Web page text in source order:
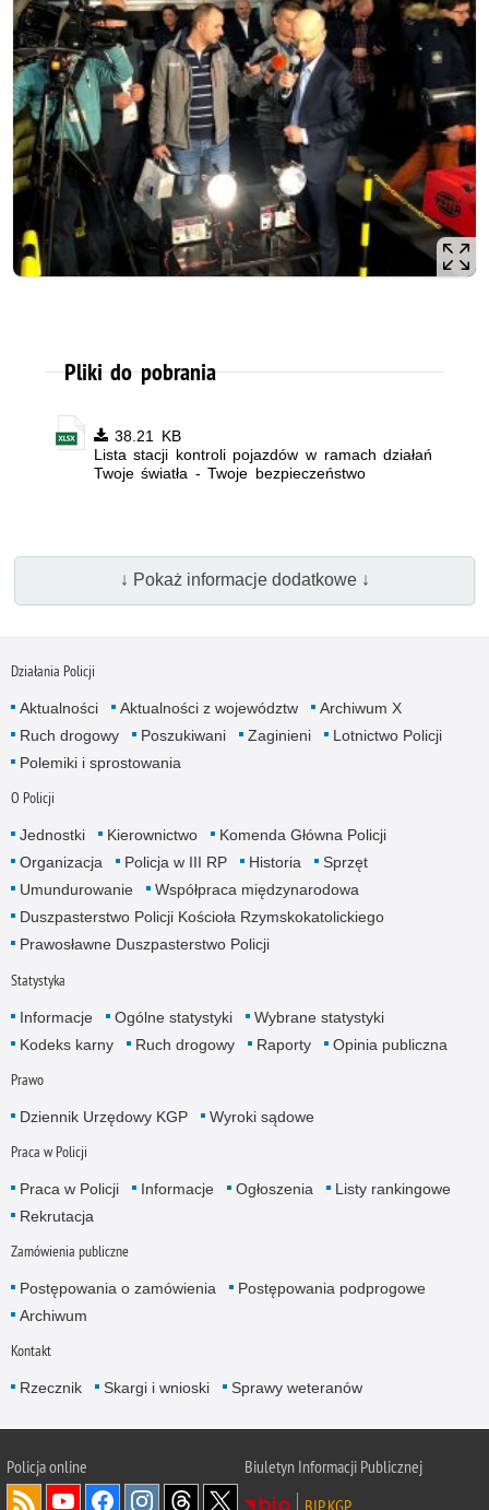
Pliki do pobrania
38.21 KB
Lista stacji kontroli pojazdów w ramach działań
Twoje światła - Twoje bezpieczeństwo
↓ Pokaż informacje dodatkowe ↓
Działania Policji
Aktualności Aktualności z województw
Archiwum X
Ruch drogowy
Poszukiwani Zaginieni
Lotnictwo Policji
Polemiki i sprostowania
O Policji
Jednostki Kierownictwo
Komenda Główna Policji
Organizacja
Policja w III RP Historia
Sprzęt
Umundurowanie
Współpraca międzynarodowa
Duszpasterstwo Policji Kościoła Rzymskokatolickiego
Prawosławne Duszpasterstwo Policji
Statystyka
Informacje Ogólne statystyki
Wybrane statystyki
Kodeks karny
Ruch drogowy Raporty Opinia publiczna
Prawo
Dziennik Urzędowy KGP Wyroki sądowe
Praca w Policji
Praca w Policji Informacje Ogłoszenia
Listy rankingowe
Rekrutacja
Zamówienia publiczne
Postępowania o zamówienia
Postępowania podprogowe
Archiwum
Kontakt
Rzecznik Skargi i wnioski Sprawy weteranów
Policjaonline
Biuletyn Informacji Publicznej